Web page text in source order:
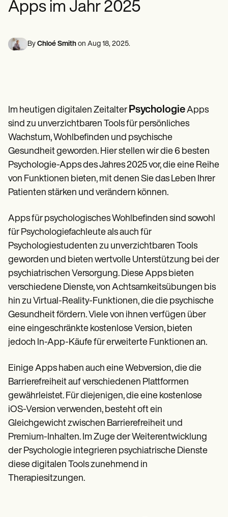
Fachkräfte für psychische Gesundheit
Sozialarbeiter
Psychologen
Leitfäden zu Ressourcen
Anleitungen für Apps
Vorlagen
ICD-Codes
Procedure Codes
Superbill-Vorlage
SOAP-Notizvorlage
Vorlage für einen Behandlungsplan
DAR Note Template
Patient Visit Summary Template
Help Center
Demos
Training Hub
Webinars
Switch to Carepatron
Become a Partner
Pricing
Why Carepatron?
Get started
Insurance claims
Speech therapists
Life coaches
Massage therapists
Apps im Jahr 2025
By Chloé Smith on Aug 18, 2025.
Im heutigen digitalen Zeitalter PsychologieApps
sind zu unverzichtbaren Tools für persönliches
Wachstum, Wohlbefinden und psychische
Gesundheit geworden. Hier stellen wir die 6 besten
Psychologie-Apps des Jahres 2025 vor, die eine Reihe
von Funktionen bieten, mit denen Sie das Leben Ihrer
Patienten stärken und verändern können.
Apps für psychologisches Wohlbefinden sind sowohl
für Psychologiefachleute als auch für
Psychologiestudenten zu unverzichtbaren Tools
geworden und bieten wertvolle Unterstützung bei der
psychiatrischen Versorgung. Diese Apps bieten
verschiedene Dienste, von Achtsamkeitsübungen bis
hin zu Virtual-Reality-Funktionen, die die psychische
Gesundheit fördern. Viele von ihnen verfügen über
eine eingeschränkte kostenlose Version, bieten
jedoch In-App-Käufe für erweiterte Funktionen an.
Einige Apps haben auch eine Webversion, die die
Barrierefreiheit auf verschiedenen Plattformen
gewährleistet. Für diejenigen, die eine kostenlose
iOS-Version verwenden, besteht oft ein
Gleichgewicht zwischen Barrierefreiheit und
Premium-Inhalten. Im Zuge der Weiterentwicklung
der Psychologie integrieren psychiatrische Dienste
diese digitalen Tools zunehmend in
Therapiesitzungen.